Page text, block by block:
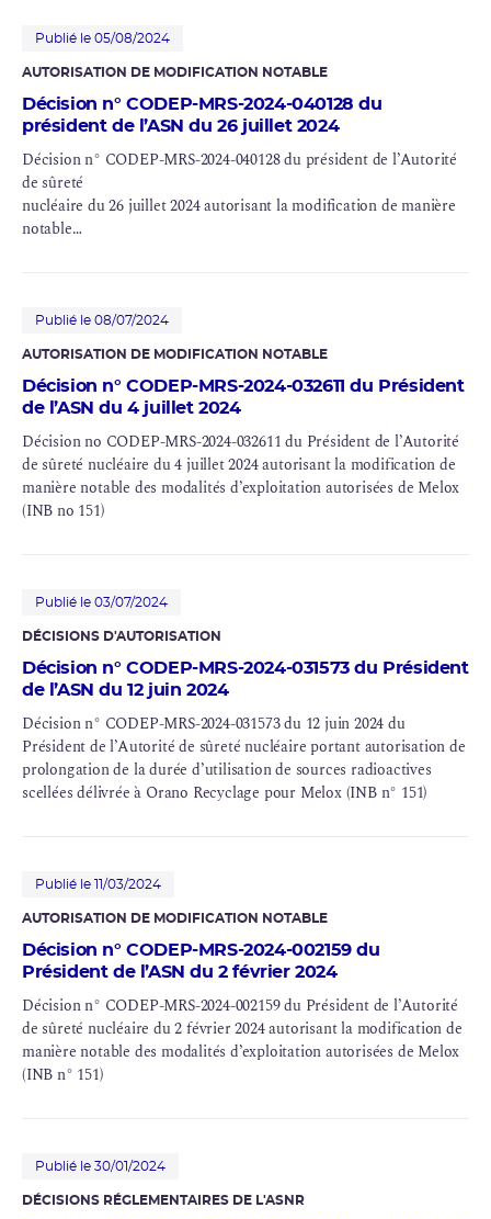
Publié le 05/08/2024
AUTORISATION DE MODIFICATION NOTABLE
Décision n° CODEP-MRS-2024-040128 du
président de l’ASN du 26 juillet 2024
Décision n° CODEP-MRS-2024-040128 du président de l’Autorité
de sûreté
nucléaire du 26 juillet 2024 autorisant la modification de manière
notable
Publié le 08/07/2024
AUTORISATION DE MODIFICATION NOTABLE
Décision n° CODEP-MRS-2024-032611 du Président
de l’ASN du 4 juillet 2024
Décision no CODEP-MRS-2024-032611 du Président de l’Autorité
de sûreté nucléaire du 4 juillet 2024 autorisant la modification de
manière notable des modalités d’exploitation autorisées de Melox
(INB no 151)
Publié le 03/07/2024
DÉCISIONS D'AUTORISATION
Décision n° CODEP-MRS-2024-031573 du Président
de l’ASN du 12 juin 2024
Décision n° CODEP-MRS-2024-031573 du 12 juin 2024 du
Président de l’Autorité de sûreté nucléaire portant autorisation de
prolongation de la durée d’utilisation de sources radioactives
scellées délivrée à Orano Recyclage pour Melox (INB n° 151)
Publié le 11/03/2024
AUTORISATION DE MODIFICATION NOTABLE
Décision n° CODEP-MRS-2024-002159 du
Président de l’ASN du 2 février 2024
Décision n° CODEP-MRS-2024-002159 du Président de l’Autorité
de sûreté nucléaire du 2 février 2024 autorisant la modification de
manière notable des modalités d’exploitation autorisées de Melox
(INB n° 151)
Publié le 30/01/2024
DÉCISIONS RÉGLEMENTAIRES DE L'ASNR